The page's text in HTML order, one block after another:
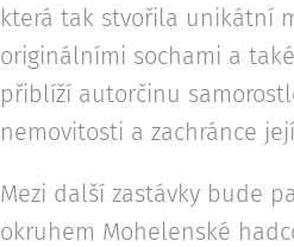
která tak stvořila unikátní
originálními sochami a
přiblíží autorčinu
nemovitosti a zachránce
Mezi další zastávky bude
okruhem Mohelenské